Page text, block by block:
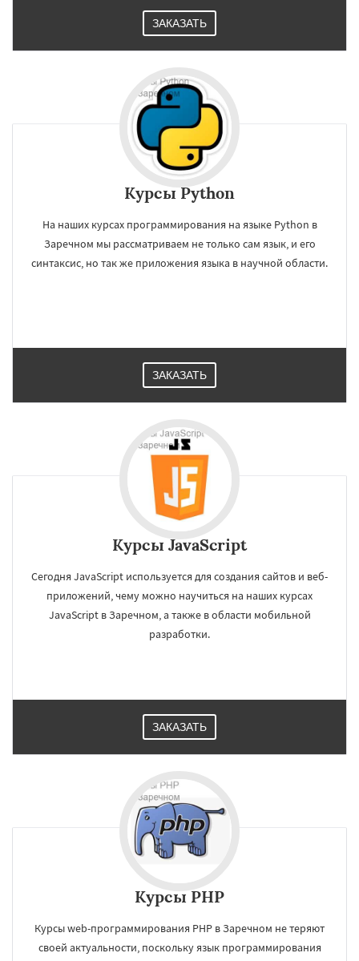
ЗАКАЗАТЬ
Курсы Python
На наших курсах программирования на языке Python в
Заречном мы рассматриваем не только сам язык, и его
синтаксис, но так же приложения языка в научной области.
ЗАКАЗАТЬ
Курсы JavaScript
Сегодня JavaScript используется для создания сайтов и веб-
приложений, чему можно научиться на наших курсах
JavaScript в Заречном, а также в области мобильной
разработки.
ЗАКАЗАТЬ
Курсы PHP
Курсы web-программирования PHP в Заречном не теряют
своей актуальности, поскольку язык программирования